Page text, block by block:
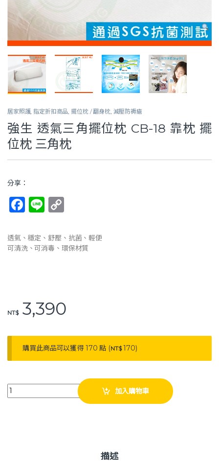
居家照護,指定折扣商品,擺位枕 / 翻身枕, 減壓防褥瘡
強生 透氣三角擺位枕 CB-18 靠枕 擺
位枕 三角枕
分享：
F
c
e
o
k
Li
e p
y
透氣、穩定、舒壓、抗菌、輕便
可清洗、可消毒、環保材質
NT$3,390
購買此商品可以獲得 170 點 (NT$170)
強生 透氣三角擺位枕 CB-18 靠枕 擺位枕 三角枕 quantity
加入購物車
描述